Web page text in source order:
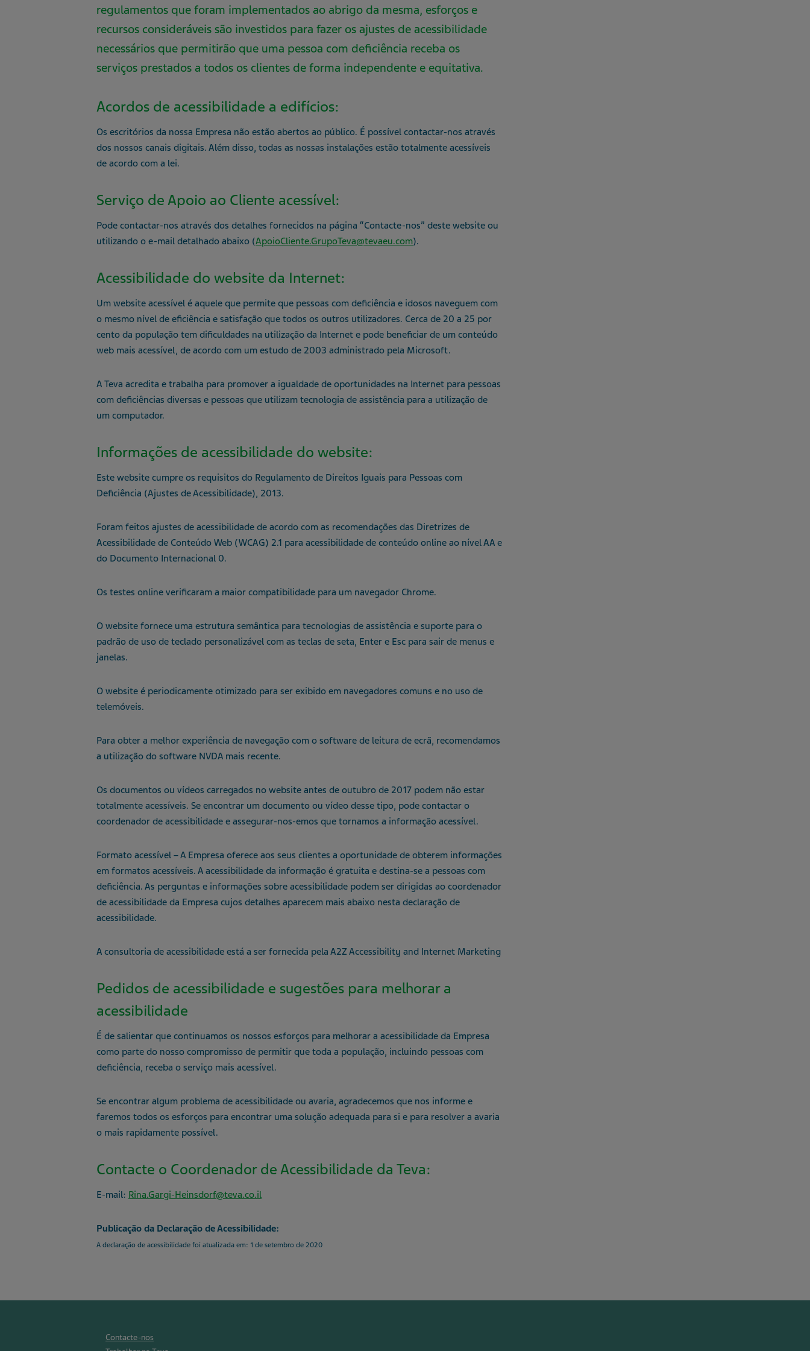
regulamentos que foram implementados ao abrigo da mesma, esforços e
recursos consideráveis são investidos para fazer os ajustes de acessibilidade
necessários que permitirão que uma pessoa com deficiência receba os
serviços prestados a todos os clientes de forma independente e equitativa.
Acordos de acessibilidade a edifícios:
Os escritórios da nossa Empresa não estão abertos ao público. É possível contactar-nos através
dos nossos canais digitais. Além disso, todas as nossas instalações estão totalmente acessíveis
de acordo com a lei.
Serviço de Apoio ao Cliente acessível:
Pode contactar-nos através dos detalhes fornecidos na página “Contacte-nos” deste website ou
utilizando o e-mail detalhado abaixo (ApoioCliente.GrupoTeva@tevaeu.com).
Acessibilidade do website da Internet:
Um website acessível é aquele que permite que pessoas com deficiência e idosos naveguem com
o mesmo nível de eficiência e satisfação que todos os outros utilizadores. Cerca de 20 a 25 por
cento da população tem dificuldades na utilização da Internet e pode beneficiar de um conteúdo
web mais acessível, de acordo com um estudo de 2003 administrado pela Microsoft.
A Teva acredita e trabalha para promover a igualdade de oportunidades na Internet para pessoas
com deficiências diversas e pessoas que utilizam tecnologia de assistência para a utilização de
um computador.
Informações de acessibilidade do website:
Este website cumpre os requisitos do Regulamento de Direitos Iguais para Pessoas com
Deficiência (Ajustes de Acessibilidade), 2013.
Foram feitos ajustes de acessibilidade de acordo com as recomendações das Diretrizes de
Acessibilidade de Conteúdo Web (WCAG) 2.1 para acessibilidade de conteúdo online ao nível AA e
do Documento Internacional 0.
Os testes online verificaram a maior compatibilidade para um navegador Chrome.
O website fornece uma estrutura semântica para tecnologias de assistência e suporte para o
padrão de uso de teclado personalizável com as teclas de seta, Enter e Esc para sair de menus e
janelas.
O website é periodicamente otimizado para ser exibido em navegadores comuns e no uso de
telemóveis.
Para obter a melhor experiência de navegação com o software de leitura de ecrã, recomendamos
a utilização do software NVDA mais recente.
Os documentos ou vídeos carregados no website antes de outubro de 2017 podem não estar
totalmente acessíveis. Se encontrar um documento ou vídeo desse tipo, pode contactar o
coordenador de acessibilidade e assegurar-nos-emos que tornamos a informação acessível.
Formato acessível – A Empresa oferece aos seus clientes a oportunidade de obterem informações
em formatos acessíveis. A acessibilidade da informação é gratuita e destina-se a pessoas com
deficiência. As perguntas e informações sobre acessibilidade podem ser dirigidas ao coordenador
de acessibilidade da Empresa cujos detalhes aparecem mais abaixo nesta declaração de
acessibilidade.
A consultoria de acessibilidade está a ser fornecida pela A2Z Accessibility and Internet Marketing
Pedidos de acessibilidade e sugestões para melhorar a
acessibilidade
É de salientar que continuamos os nossos esforços para melhorar a acessibilidade da Empresa
como parte do nosso compromisso de permitir que toda a população, incluindo pessoas com
deficiência, receba o serviço mais acessível.
Se encontrar algum problema de acessibilidade ou avaria, agradecemos que nos informe e
faremos todos os esforços para encontrar uma solução adequada para si e para resolver a avaria
o mais rapidamente possível.
Contacte o Coordenador de Acessibilidade da Teva:
E-mail: Rina.Gargi-Heinsdorf@teva.co.il
Publicação da Declaração de Acessibilidade:
A declaração de acessibilidade foi atualizada em: 1 de setembro de 2020
Contacte-nos